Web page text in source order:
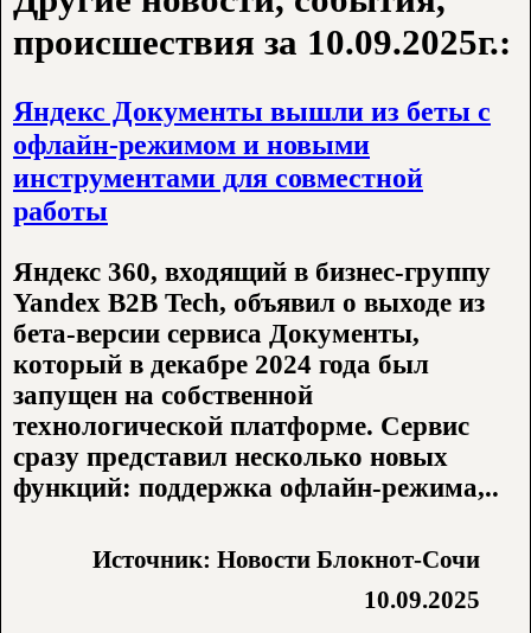
происшествия за 10.09.2025г.:
Яндекс Документы вышли из беты с
офлайн-режимом и новыми
инструментами для совместной
работы
Яндекс 360, входящий в бизнес-группу
Yandex B2B Tech, объявил о выходе из
бета-версии сервиса Документы,
который в декабре 2024 года был
запущен на собственной
технологической платформе. Сервис
сразу представил несколько новых
функций: поддержка офлайн-режима,..
Источник: Новости Блокнот-Сочи
10.09.2025